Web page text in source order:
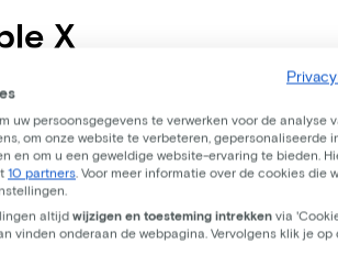
X
koop.
leasen.
uw persoonsgegevens te verwerken voor de analyse
om onze website te verbeteren, gepersonaliseerde
en om u een geweldige website-ervaring te bieden.
10 partners . Voor meer informatie over de cookies die
altijd wijzigen en toesteming intrekken via
vinden onderaan de webpagina. Vervolgens klik je op